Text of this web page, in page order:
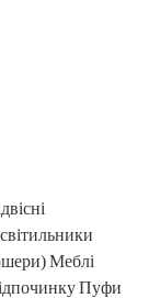
Меблі
Пуфи